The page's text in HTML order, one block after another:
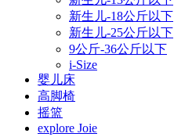
新生儿-18公斤以下
新生儿-25公斤以下
9公斤-36公斤以下
i-Size
婴儿床
高脚椅
摇篮
explore Joie